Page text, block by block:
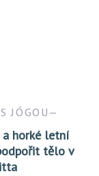
JÓGOU
horké letní
tělo v